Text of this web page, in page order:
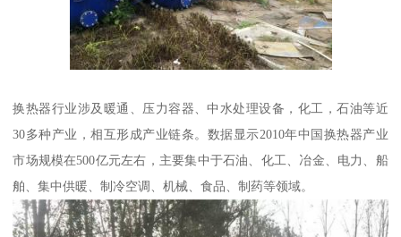
换热器行业涉及暖通、压力容器、中水处理设备，化工，石油等近
30多种产业，相互形成产业链条。数据显示2010年中国换热器产业
市场规模在500亿元左右，主要集中于石油、化工、冶金、电力、船
舶、集中供暖、制冷空调、机械、食品、制药等领域。